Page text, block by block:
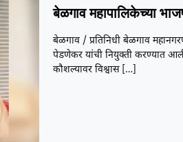
बेळगाव महापालिकेच्या
बेळगाव / प्रतिनिधी बेळगाव
पेडणेकर यांची नियुक्ती करण्यात
कौशल्यावर विश्वास[…]